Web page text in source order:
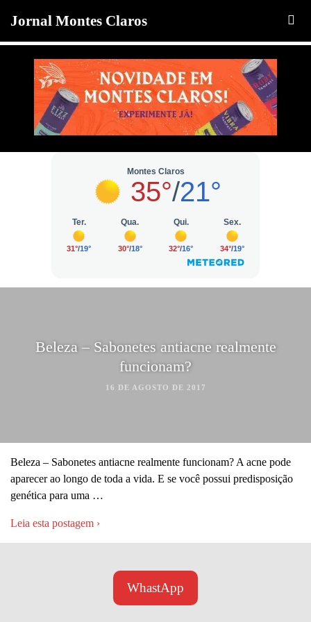
Jornal Montes Claros
Beleza – Sabonetes antiacne realmente
funcionam?
16 DE AGOSTO DE 2017
Beleza – Sabonetes antiacne realmente funcionam? A acne pode
aparecer ao longo de toda a vida. E se você possui predisposição
genética para uma …
Leia esta postagem ›
WhastApp